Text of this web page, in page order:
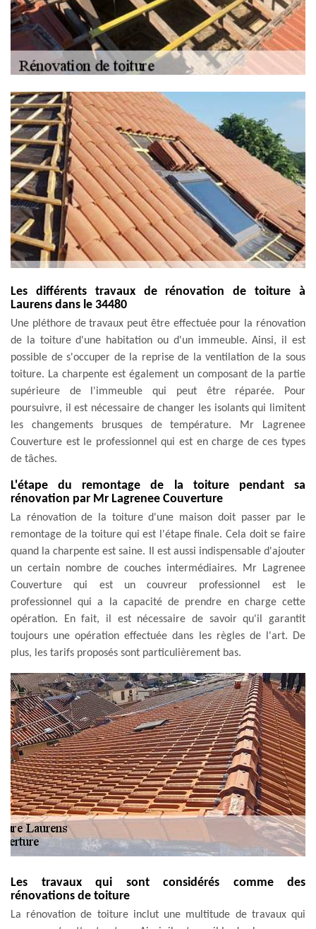
Les différents travaux de rénovation de toiture à
Laurens dans le 34480
Une pléthore de travaux peut être effectuée pour la rénovation
de la toiture d'une habitation ou d'un immeuble. Ainsi, il est
possible de s'occuper de la reprise de la ventilation de la sous
toiture. La charpente est également un composant de la partie
supérieure de l'immeuble qui peut être réparée. Pour
poursuivre, il est nécessaire de changer les isolants qui limitent
les changements brusques de température. Mr Lagrenee
Couverture est le professionnel qui est en charge de ces types
de tâches.
L'étape du remontage de la toiture pendant sa
rénovation par Mr Lagrenee Couverture
La rénovation de la toiture d'une maison doit passer par le
remontage de la toiture qui est l'étape finale. Cela doit se faire
quand la charpente est saine. Il est aussi indispensable d'ajouter
un certain nombre de couches intermédiaires. Mr Lagrenee
Couverture qui est un couvreur professionnel est le
professionnel qui a la capacité de prendre en charge cette
opération. En fait, il est nécessaire de savoir qu'il garantit
toujours une opération effectuée dans les règles de l'art. De
plus, les tarifs proposés sont particulièrement bas.
Les travaux qui sont considérés comme des
rénovations de toiture
La rénovation de toiture inclut une multitude de travaux qui